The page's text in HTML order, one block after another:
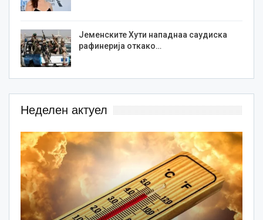
Јеменските Хути нападнаа саудиска
рафинерија откако…
Неделен актуел